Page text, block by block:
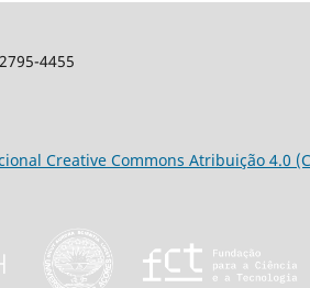
4455
Creative Commons Atribuição 4.0